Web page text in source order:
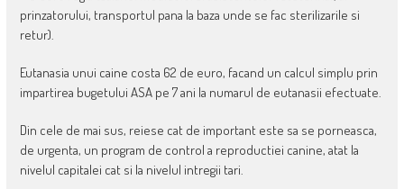
prinzatorului, transportul pana la baza unde se fac sterilizarile si
retur).
Eutanasia unui caine costa 62 de euro, facand un calcul simplu prin
impartirea bugetului ASA pe 7 ani la numarul de eutanasii efectuate.
Din cele de mai sus, reiese cat de important este sa se porneasca,
de urgenta, un program de control a reproductiei canine, atat la
nivelul capitalei cat si la nivelul intregii tari.